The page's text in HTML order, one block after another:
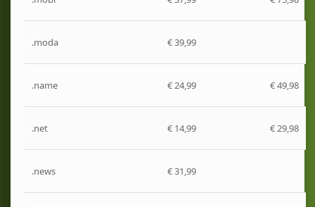
.moda € 39,99
.name € 24,99 € 49,98
.net € 14,99 € 29,98
.news € 31,99